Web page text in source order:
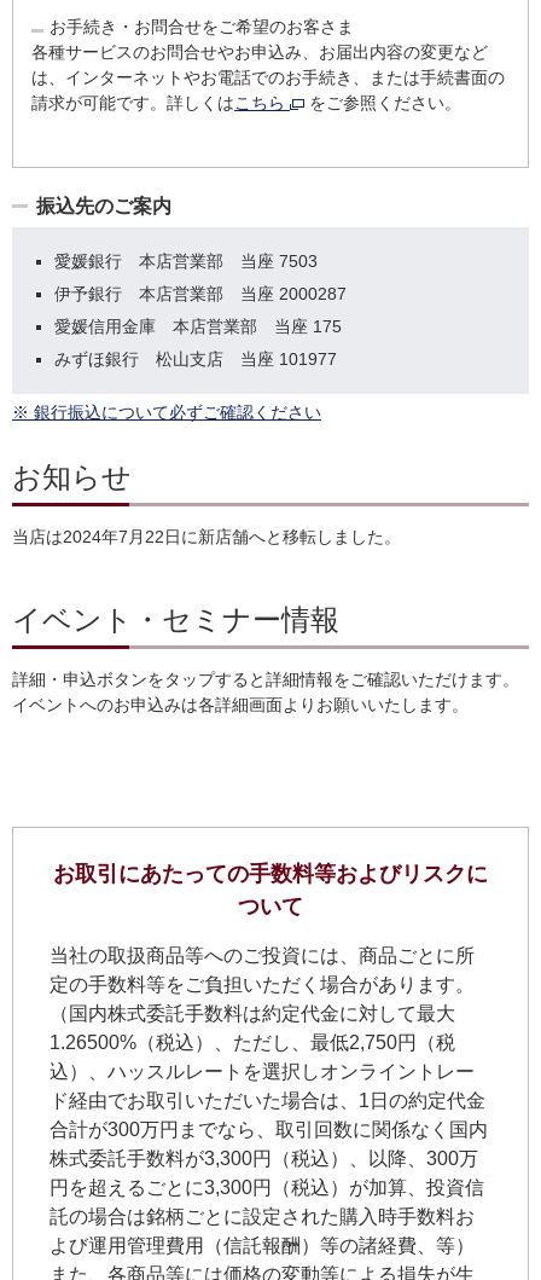
お手続き・お問合せをご希望のお客さま
各種サービスのお問合せやお申込み、お届出内容の変更など
は、インターネットやお電話でのお手続き、または手続書面の
請求が可能です。詳しくはこちら をご参照ください。
振込先のご案内
愛媛銀行 本店営業部 当座 7503
伊予銀行 本店営業部 当座 2000287
愛媛信用金庫 本店営業部 当座 175
みずほ銀行 松山支店 当座 101977
※ 銀行振込について必ずご確認ください
お知らせ
当店は2024年7月22日に新店舗へと移転しました。
イベント・セミナー情報
詳細・申込ボタンをタップすると詳細情報をご確認いただけます。
イベントへのお申込みは各詳細画面よりお願いいたします。
お取引にあたっての手数料等およびリスクに
ついて
当社の取扱商品等へのご投資には、商品ごとに所
定の手数料等をご負担いただく場合があります。
（国内株式委託手数料は約定代金に対して最大
1.26500%（税込）、ただし、最低2,750円（税
込）、ハッスルレートを選択しオンライントレー
ド経由でお取引いただいた場合は、1日の約定代金
合計が300万円までなら、取引回数に関係なく国内
株式委託手数料が3,300円（税込）、以降、300万
円を超えるごとに3,300円（税込）が加算、投資信
託の場合は銘柄ごとに設定された購入時手数料お
よび運用管理費用（信託報酬）等の諸経費、等）
また、各商品等には価格の変動等による損失が生